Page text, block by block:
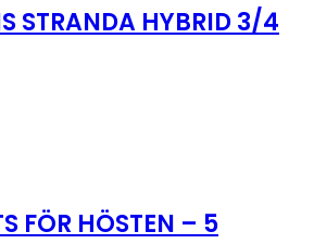
STRANDA HYBRID 3/4
FÖR HÖSTEN – 5